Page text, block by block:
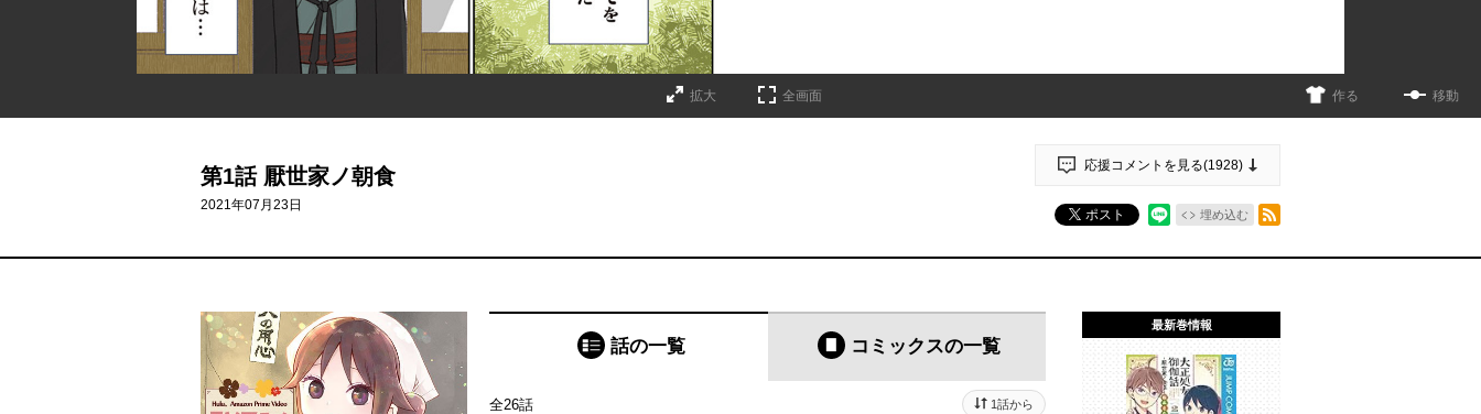
拡大 全画面 作る 移動
第1話 厭世家ノ朝食
2021年07月23日
応援コメントを見る(1928)
ポスト 埋め込む
話の一覧 コミックスの一覧
全26話 1話から
最新巻情報